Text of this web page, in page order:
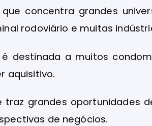
concentra grandes
rodoviário e muitas
destinada a muitos
aquisitivo.
traz grandes oportunidades
de negócios.